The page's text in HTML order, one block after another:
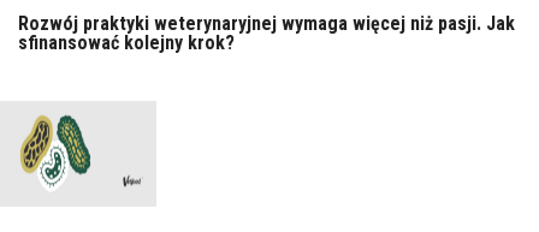
Rozwój praktyki weterynaryjnej wymaga więcej niż pasji. Jak
sfinansować kolejny krok?